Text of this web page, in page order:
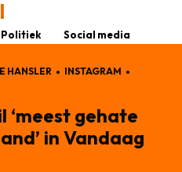
Politiek Social media
HANSLER
INSTAGRAM
‘meest gehate
in Vandaag